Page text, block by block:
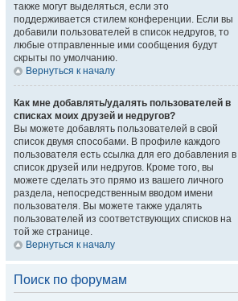
также могут выделяться, если это
поддерживается стилем конференции. Если вы
добавили пользователей в список недругов, то
любые отправленные ими сообщения будут
скрыты по умолчанию.
Вернуться к началу
Как мне добавлять/удалять пользователей в
списках моих друзей и недругов?
Вы можете добавлять пользователей в свой
список двумя способами. В профиле каждого
пользователя есть ссылка для его добавления в
список друзей или недругов. Кроме того, вы
можете сделать это прямо из вашего личного
раздела, непосредственным вводом имени
пользователя. Вы можете также удалять
пользователей из соответствующих списков на
той же странице.
Вернуться к началу
Поиск по форумам